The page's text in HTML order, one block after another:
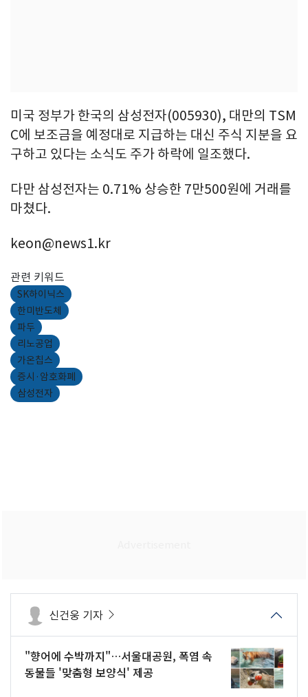
미국 정부가 한국의 삼성전자(005930), 대만의 TSM
C에 보조금을 예정대로 지급하는 대신 주식 지분을 요
구하고 있다는 소식도 주가 하락에 일조했다.
다만 삼성전자는 0.71% 상승한 7만500원에 거래를
마쳤다.
keon@news1.kr
관련 키워드
SK하이닉스
한미반도체
파두
리노공업
가온칩스
증시·암호화폐
삼성전자
신건웅 기자
"향어에 수박까지"…서울대공원, 폭염 속
동물들 '맞춤형 보양식' 제공